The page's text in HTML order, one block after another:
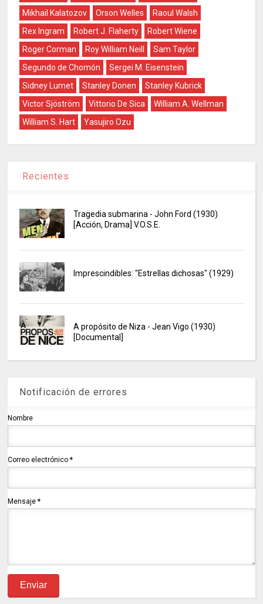
Mikhail Kalatozov
Orson Welles
Raoul Walsh
Rex Ingram
Robert J. Flaherty
Robert Wiene
Roger Corman
Roy William Neill
Sam Taylor
Segundo de Chomón
Sergei M. Eisenstein
Sidney Lumet
Stanley Donen
Stanley Kubrick
Victor Sjöström
Vittorio De Sica
William A. Wellman
William S. Hart
Yasujiro Ozu
Recientes
Tragedia submarina - John Ford (1930)
[Acción, Drama] V.O.S.E.
Imprescindibles: "Estrellas dichosas" (1929)
A propósito de Niza - Jean Vigo (1930)
[Documental]
Notificación de errores
Nombre
Correo electrónico*
Mensaje*